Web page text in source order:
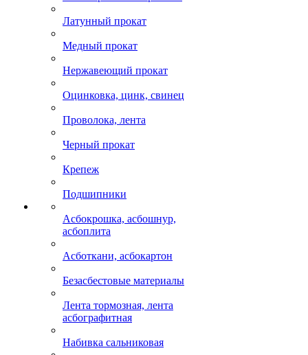
Латунный прокат
Медный прокат
Нержавеющий прокат
Оцинковка, цинк, свинец
Проволока, лента
Черный прокат
Крепеж
Подшипники
Асбокрошка, асбошнур,
асбоплита
Асботкани, асбокартон
Безасбестовые материалы
Лента тормозная, лента
асбографитная
Набивка сальниковая